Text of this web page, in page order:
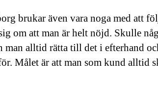
brukar även vara noga med att
om att man är helt nöjd. Skulle
man alltid rätta till det i efterhand
Målet är att man som kund alltid